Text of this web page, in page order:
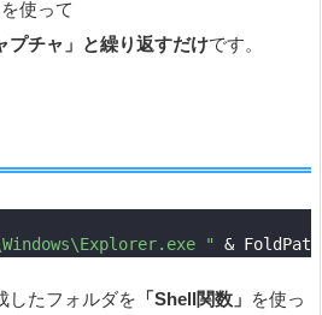
使って
プチャ」と繰り返すだけです。
" &
したフォルダを 「Shell関数」 を使っ